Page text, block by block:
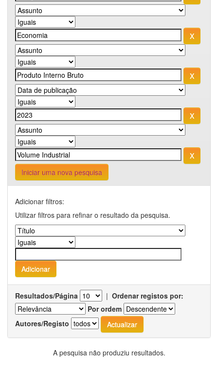
Iniciar uma nova pesquisa
Adicionar filtros:
Utilizar filtros para refinar o resultado da pesquisa.
Resultados/Página | Ordenar registos por:
Por ordem
Autores/Registo
A pesquisa não produziu resultados.